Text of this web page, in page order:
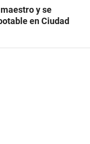
y se
en Ciudad